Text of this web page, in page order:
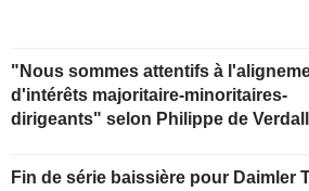
"Nous sommes attentifs à
d'intérêts majoritaire-minoritaires-
dirigeants" selon Philippe de
Fin de série baissière pour Daimler